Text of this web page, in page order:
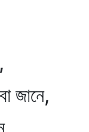
জানে,